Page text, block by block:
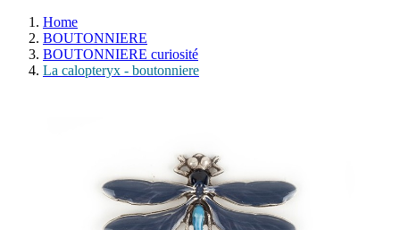
Home
BOUTONNIERE
BOUTONNIERE curiosité
La calopteryx - boutonniere